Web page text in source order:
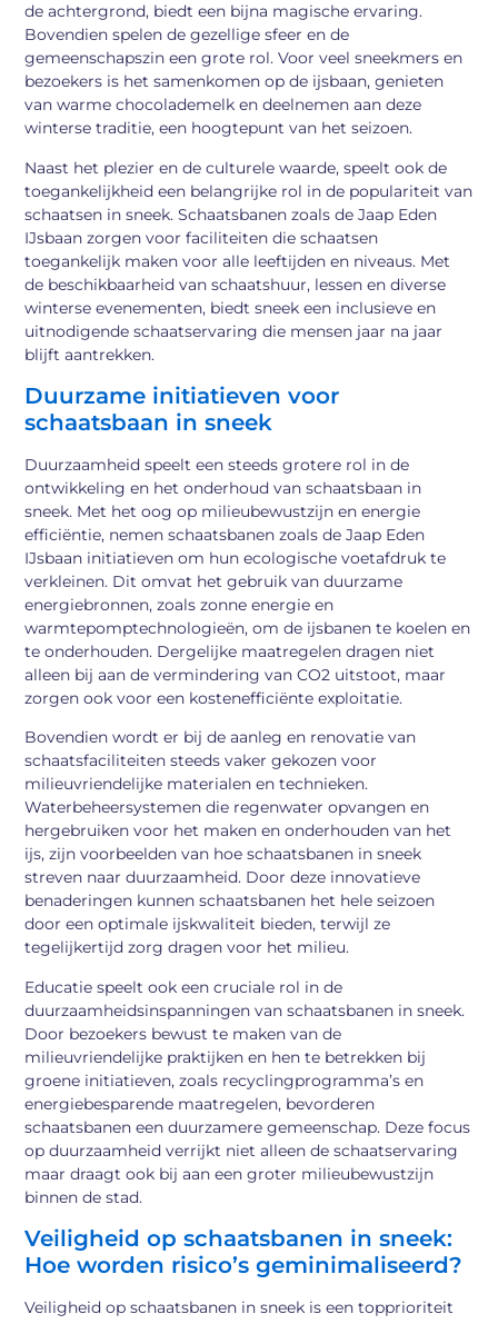
de achtergrond, biedt een bijna magische ervaring.
Bovendien spelen de gezellige sfeer en de
gemeenschapszin een grote rol. Voor veel sneekmers en
bezoekers is het samenkomen op de ijsbaan, genieten
van warme chocolademelk en deelnemen aan deze
winterse traditie, een hoogtepunt van het seizoen.
Naast het plezier en de culturele waarde, speelt ook de
toegankelijkheid een belangrijke rol in de populariteit van
schaatsen in sneek. Schaatsbanen zoals de Jaap Eden
IJsbaan zorgen voor faciliteiten die schaatsen
toegankelijk maken voor alle leeftijden en niveaus. Met
de beschikbaarheid van schaatshuur, lessen en diverse
winterse evenementen, biedt sneek een inclusieve en
uitnodigende schaatservaring die mensen jaar na jaar
blijft aantrekken.
Duurzame initiatieven voor
schaatsbaan in sneek
Duurzaamheid speelt een steeds grotere rol in de
ontwikkeling en het onderhoud van schaatsbaan in
sneek. Met het oog op milieubewustzijn en energie
efficiëntie, nemen schaatsbanen zoals de Jaap Eden
IJsbaan initiatieven om hun ecologische voetafdruk te
verkleinen. Dit omvat het gebruik van duurzame
energiebronnen, zoals zonne energie en
warmtepomptechnologieën, om de ijsbanen te koelen en
te onderhouden. Dergelijke maatregelen dragen niet
alleen bij aan de vermindering van CO2 uitstoot, maar
zorgen ook voor een kostenefficiënte exploitatie.
Bovendien wordt er bij de aanleg en renovatie van
schaatsfaciliteiten steeds vaker gekozen voor
milieuvriendelijke materialen en technieken.
Waterbeheersystemen die regenwater opvangen en
hergebruiken voor het maken en onderhouden van het
ijs, zijn voorbeelden van hoe schaatsbanen in sneek
streven naar duurzaamheid. Door deze innovatieve
benaderingen kunnen schaatsbanen het hele seizoen
door een optimale ijskwaliteit bieden, terwijl ze
tegelijkertijd zorg dragen voor het milieu.
Educatie speelt ook een cruciale rol in de
duurzaamheidsinspanningen van schaatsbanen in sneek.
Door bezoekers bewust te maken van de
milieuvriendelijke praktijken en hen te betrekken bij
groene initiatieven, zoals recyclingprogramma’s en
energiebesparende maatregelen, bevorderen
schaatsbanen een duurzamere gemeenschap. Deze focus
op duurzaamheid verrijkt niet alleen de schaatservaring
maar draagt ook bij aan een groter milieubewustzijn
binnen de stad.
Veiligheid op schaatsbanen in sneek:
Hoe worden risico’s geminimaliseerd?
Veiligheid op schaatsbanen in sneek is een topprioriteit